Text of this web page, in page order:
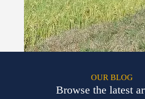
OUR BLOG
Browse the latest